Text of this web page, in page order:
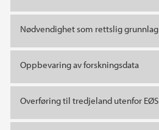
Nødvendighet som rettslig grunnlag
Oppbevaring av forskningsdata
Overføring til tredjeland utenfor EØS